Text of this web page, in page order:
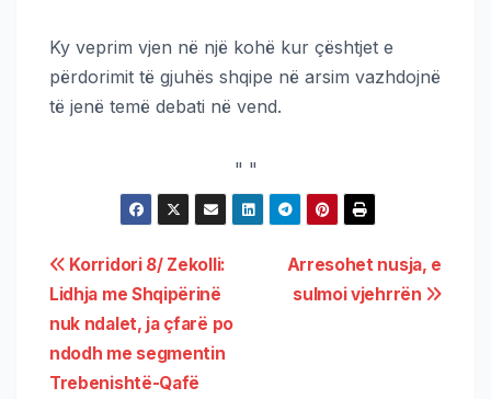
Ky veprim vjen në një kohë kur çështjet e
përdorimit të gjuhës shqipe në arsim vazhdojnë
të jenë temë debati në vend.
" "
Arresohet nusja, e
sulmoi vjehrrën
Korridori 8/ Zekolli:
Lidhja me Shqipërinë
nuk ndalet, ja çfarë po
ndodh me segmentin
Trebenishtë-Qafë